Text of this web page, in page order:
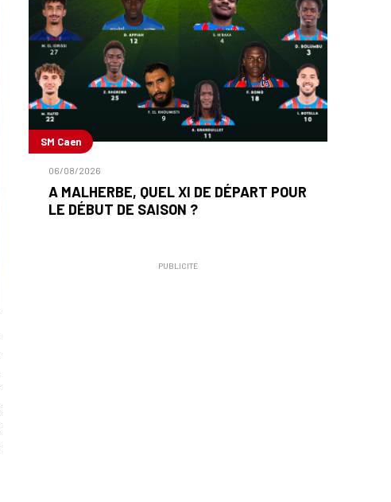
SM Caen
06/08/2026
A MALHERBE, QUEL XI DE DÉPART POUR
LE DÉBUT DE SAISON ?
PUBLICITÉ